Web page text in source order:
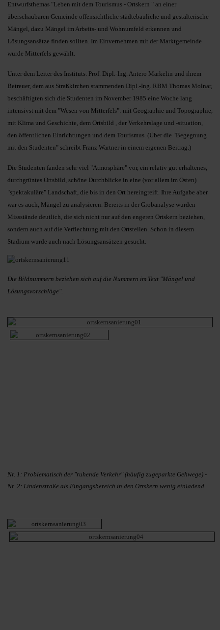
Entwurfsthemas "Leben mit dem Tourismus - Ortskern " an einer
überschaubaren Gemeinde offensichtliche städtebauliche und gestalterische
Mängel, dazu Mängel im Arbeits- und Wohnumfeld erkennen und
Lösungsansätze finden sollten. Im Einvernehmen mit der Marktgemeinde
wurde Mitterfels gewählt.
Unter dem Leiter des Instituts. Prof. Dipl.-Ing. Antero Markelin und ihrem
Betreuer, dem aus Straßkirchen stammenden Dipl.-Ing. RBM Thomas Molnar,
beschäftigten sich die Studenten im November 1985 eine Woche lang
intensivst mit dem "Wesen von Mitterfels": mit Geographie und Topographie,
mit Klima und Geschichte, dem Ortsbild , der Verkehrslage und -situation,
den öffentlichen Einrichtungen und dem Tourismus. (Über die "Begegnung
mit den Studenten" schreibt Franz Wartner in einem eigenen Beitrag.)
Die Studenten fanden sehr viel "Atmosphäre" vor, ein relativ gut erhaltenes,
durchgrüntes Ortsbild, schöne Durchblicke in eine (vor allem im Osten)
"spektakuläre" Landschaft, die bis in den Ort hereingreift. Ihre Aufgabe aber
war es auch, Mängel zu analysieren. Bereits in der Grobanalyse wurden
Missstände deutlich, die sich nicht nur auf den engeren Ortskern beziehen,
sondern auch auf die Verflechtung mit den Ortsteilen. Schon in diesem
Stadium wurde auch nach Lösungsansätzen gesucht.
Die Bildnummern beziehen sich auf die Nummern im Text "Mängel und
Lösungsvorschläge".
Nr. 1: Problematisch der "ruhende Verkehr" (häufig zugeparkte Gehwege) -
Nr. 2: Lindenstraße als Eingangsbereich in den Ortskern wenig einladend